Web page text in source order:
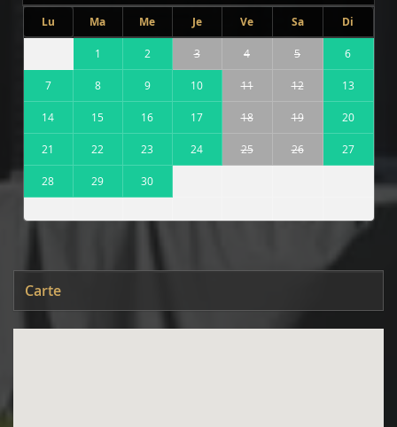
Lu Ma Me Je Ve Sa Di
1 2 3 4 5 6
7 8 9 10 11 12 13
14 15 16 17 18 19 20
21 22 23 24 25 26 27
28 29 30
Carte